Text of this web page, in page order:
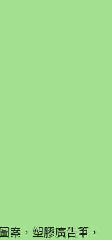
案，塑膠廣告筆，